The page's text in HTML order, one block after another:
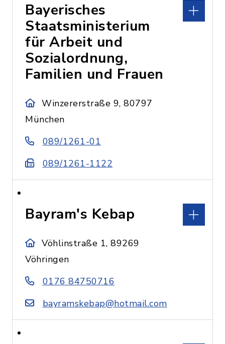
Bayerisches
Staatsministerium
für Arbeit und
Sozialordnung,
Familien und Frauen
Winzererstraße 9, 80797
München
089/1261-01
089/1261-1122
Bayram's Kebap
Vöhlinstraße 1, 89269
Vöhringen
0176 84750716
bayramskebap@hotmail.com